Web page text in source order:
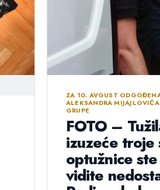
ZA 10. AVGUST
ALEKSANDRA
GRUPE
FOTO –
izuzeće troje
optužnice
vidite